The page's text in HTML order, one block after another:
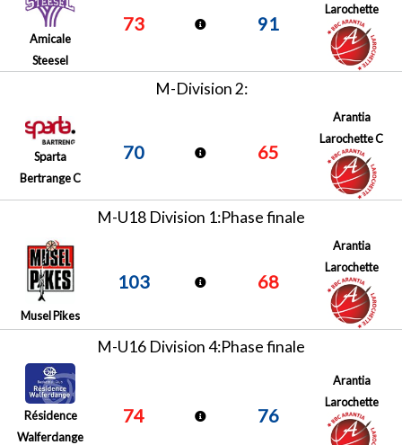
Amicale
Steesel
73 91
Larochette
M-Division 2:
Sparta
Bertrange C
70 65
Arantia
Larochette C
M-U18 Division 1:Phase finale
Musel Pikes
103 68
Arantia
Larochette
M-U16 Division 4:Phase finale
Résidence
Walferdange
74 76
Arantia
Larochette